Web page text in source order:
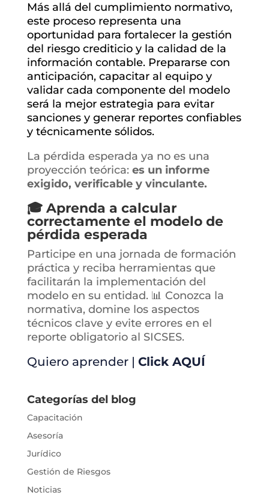
Más allá del cumplimiento normativo,
este proceso representa una
oportunidad para fortalecer la gestión
del riesgo crediticio y la calidad de la
información contable. Prepararse con
anticipación, capacitar al equipo y
validar cada componente del modelo
será la mejor estrategia para evitar
sanciones y generar reportes confiables
y técnicamente sólidos.
La pérdida esperada ya no es una
proyección teórica: es un informe
exigido, verificable y vinculante.
🎓 Aprenda a calcular
correctamente el modelo de
pérdida esperada
Participe en una jornada de formación
práctica y reciba herramientas que
facilitarán la implementación del
modelo en su entidad. 📊 Conozca la
normativa, domine los aspectos
técnicos clave y evite errores en el
reporte obligatorio al SICSES.
Quiero aprender | Click AQUÍ
Categorías del blog
Capacitación
Asesoría
Jurídico
Gestión de Riesgos
Noticias